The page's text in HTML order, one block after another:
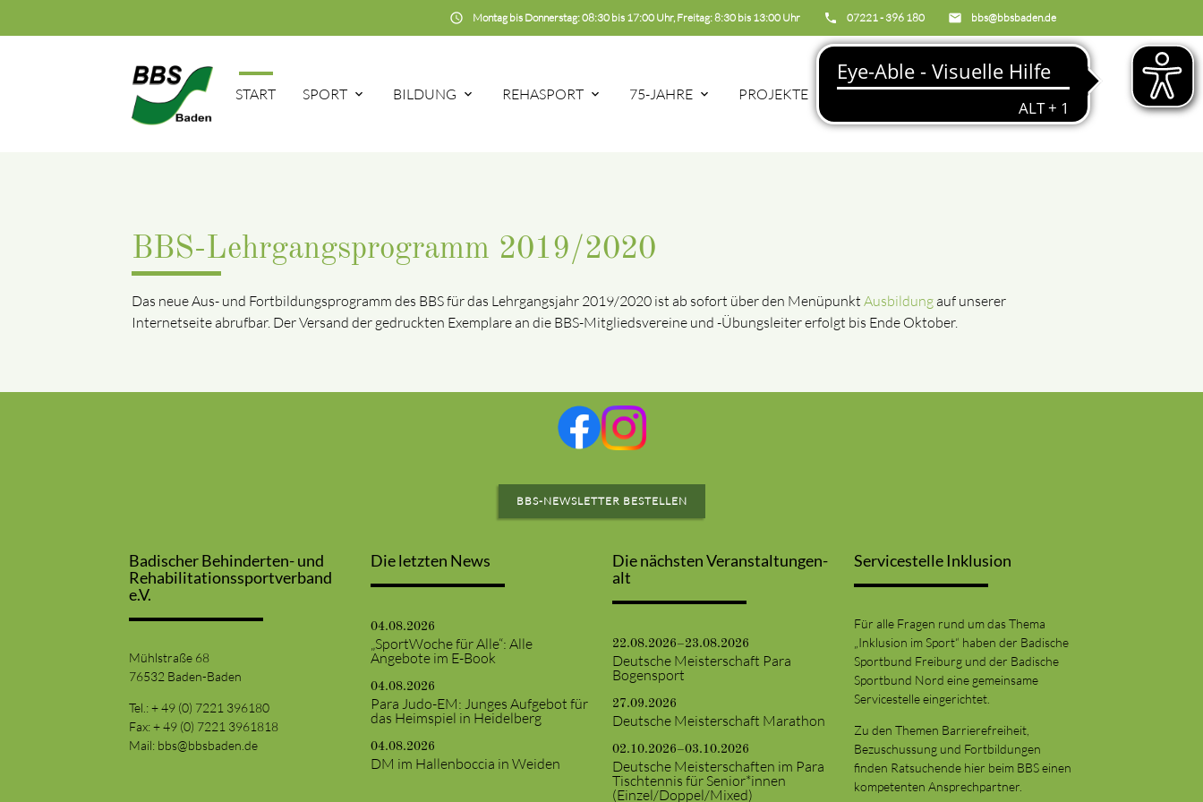
email bbs@bbsbaden.de
phone 07221 - 396 180
schedule Montag bis Donnerstag: 08:30 bis 17:00 Uhr, Freitag: 8:30 bis 13:00 Uhr
START SPORT BILDUNG REHASPORT 75-JAHRE PROJEKTE BBS search
BBS-Lehrgangsprogramm 2019/2020
Das neue Aus- und Fortbildungsprogramm des BBS für das Lehrgangsjahr 2019/2020 ist ab sofort über den Menüpunkt Ausbildungauf unserer
Internetseite abrufbar. Der Versand der gedruckten Exemplare an die BBS-Mitgliedsvereine und -Übungsleiter erfolgt bis Ende Oktober.
BBS-NEWSLETTER BESTELLEN
Badischer Behinderten- und
Rehabilitationssportverband
e.V.
Mühlstraße 68
76532 Baden-Baden
Tel.: + 49 (0) 7221 396180
Fax: + 49 (0) 7221 3961818
Mail: bbs@bbsbaden.de
Die letzten News
04.08.2026
„SportWoche für Alle“: Alle
Angebote im E-Book
04.08.2026
Para Judo-EM: Junges Aufgebot für
das Heimspiel in Heidelberg
04.08.2026
DM im Hallenboccia in Weiden
Die nächsten Veranstaltungen-
alt
22.08.2026–23.08.2026
Deutsche Meisterschaft Para
Bogensport
27.09.2026
Deutsche Meisterschaft Marathon
02.10.2026–03.10.2026
Deutsche Meisterschaften im Para
Tischtennis für Senior*innen
(Einzel/Doppel/Mixed)
Servicestelle Inklusion
Für alle Fragen rund um das Thema
„Inklusion im Sport“ haben der Badische
Sportbund Freiburg und der Badische
Sportbund Nord eine gemeinsame
Servicestelle eingerichtet.
Zu den Themen Barrierefreiheit,
Bezuschussung und Fortbildungen
finden Ratsuchende hier beim BBS einen
kompetenten Ansprechpartner.